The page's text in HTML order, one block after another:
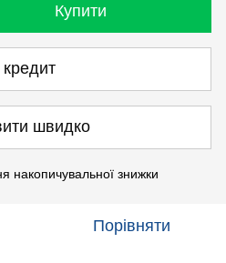
Купити
швидко
накопичувальної знижки
Порівняти